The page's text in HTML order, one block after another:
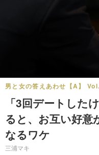
男と女の答えあわせ【A】
「3回デートした
ると、お互い好意
なるワケ
三浦マキ